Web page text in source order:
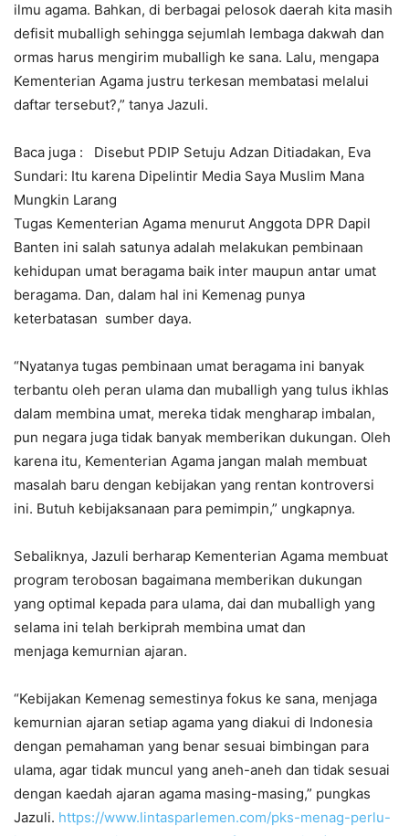
ilmu agama. Bahkan, di berbagai pelosok daerah kita masih
defisit muballigh sehingga sejumlah lembaga dakwah dan
ormas harus mengirim muballigh ke sana. Lalu, mengapa
Kementerian Agama justru terkesan membatasi melalui
daftar tersebut?,” tanya Jazuli.
Baca juga :
Disebut PDIP Setuju Adzan Ditiadakan, Eva
Sundari: Itu karena Dipelintir Media Saya Muslim Mana
Mungkin Larang
Tugas Kementerian Agama menurut Anggota DPR Dapil
Banten ini salah satunya adalah melakukan pembinaan
kehidupan umat beragama baik inter maupun antar umat
beragama. Dan, dalam hal ini Kemenag punya
keterbatasan sumber daya.
“Nyatanya tugas pembinaan umat beragama ini banyak
terbantu oleh peran ulama dan muballigh yang tulus ikhlas
dalam membina umat, mereka tidak mengharap imbalan,
pun negara juga tidak banyak memberikan dukungan. Oleh
karena itu, Kementerian Agama jangan malah membuat
masalah baru dengan kebijakan yang rentan kontroversi
ini. Butuh kebijaksanaan para pemimpin,” ungkapnya.
Sebaliknya, Jazuli berharap Kementerian Agama membuat
program terobosan bagaimana memberikan dukungan
yang optimal kepada para ulama, dai dan muballigh yang
selama ini telah berkiprah membina umat dan
menjaga kemurnian ajaran.
“Kebijakan Kemenag semestinya fokus ke sana, menjaga
kemurnian ajaran setiap agama yang diakui di Indonesia
dengan pemahaman yang benar sesuai bimbingan para
ulama, agar tidak muncul yang aneh-aneh dan tidak sesuai
dengan kaedah ajaran agama masing-masing,” pungkas
Jazuli. https://www.lintasparlemen.com/pks-menag-perlu-